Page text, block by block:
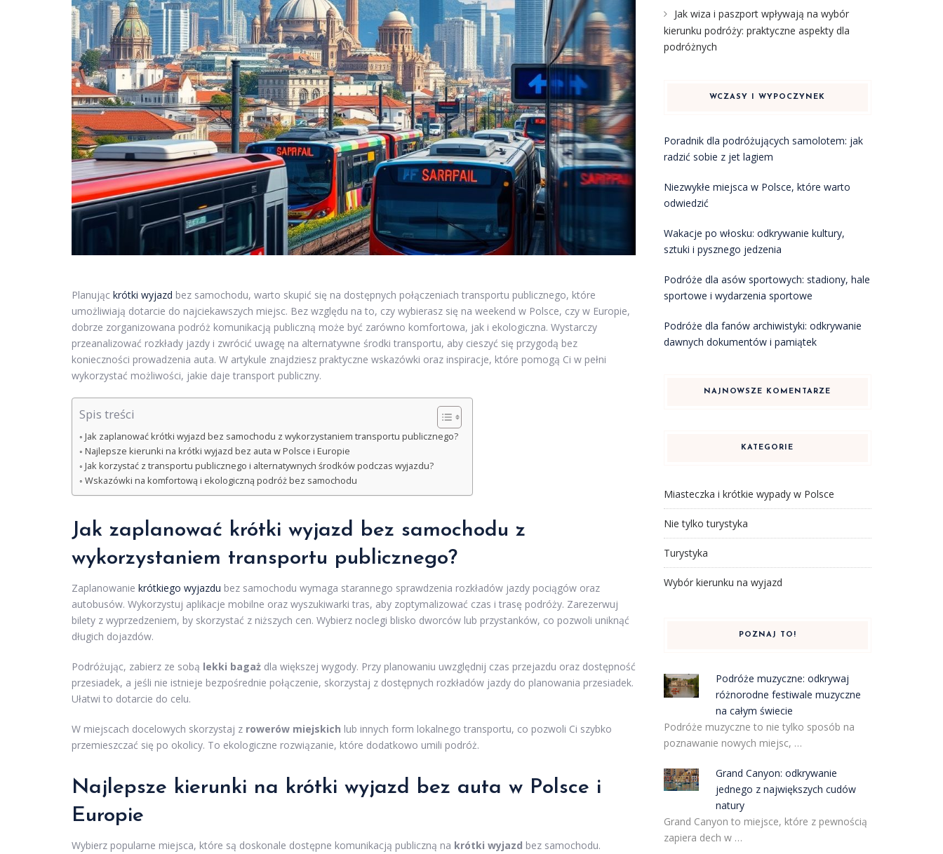
Planując krótki wyjazd bez samochodu, warto skupić się na dostępnych połączeniach transportu publicznego, które
umożliwiają dotarcie do najciekawszych miejsc. Bez względu na to, czy wybierasz się na weekend w Polsce, czy w Europie,
dobrze zorganizowana podróż komunikacją publiczną może być zarówno komfortowa, jak i ekologiczna. Wystarczy
przeanalizować rozkłady jazdy i zwrócić uwagę na alternatywne środki transportu, aby cieszyć się przygodą bez
konieczności prowadzenia auta. W artykule znajdziesz praktyczne wskazówki oraz inspiracje, które pomogą Ci w pełni
wykorzystać możliwości, jakie daje transport publiczny.
Spis treści
Jak zaplanować krótki wyjazd bez samochodu z wykorzystaniem transportu publicznego?
Najlepsze kierunki na krótki wyjazd bez auta w Polsce i Europie
Jak korzystać z transportu publicznego i alternatywnych środków podczas wyjazdu?
Wskazówki na komfortową i ekologiczną podróż bez samochodu
Jak zaplanować krótki wyjazd bez samochodu z
wykorzystaniem transportu publicznego?
Zaplanowanie krótkiego wyjazdu bez samochodu wymaga starannego sprawdzenia rozkładów jazdy pociągów oraz
autobusów. Wykorzystuj aplikacje mobilne oraz wyszukiwarki tras, aby zoptymalizować czas i trasę podróży. Zarezerwuj
bilety z wyprzedzeniem, by skorzystać z niższych cen. Wybierz noclegi blisko dworców lub przystanków, co pozwoli uniknąć
długich dojazdów.
Podróżując, zabierz ze sobą lekki bagaż dla większej wygody. Przy planowaniu uwzględnij czas przejazdu oraz dostępność
przesiadek, a jeśli nie istnieje bezpośrednie połączenie, skorzystaj z dostępnych rozkładów jazdy do planowania przesiadek.
Ułatwi to dotarcie do celu.
W miejscach docelowych skorzystaj z rowerów miejskich lub innych form lokalnego transportu, co pozwoli Ci szybko
przemieszczać się po okolicy. To ekologiczne rozwiązanie, które dodatkowo umili podróż.
Najlepsze kierunki na krótki wyjazd bez auta w Polsce i
Europie
Wybierz popularne miejsca, które są doskonale dostępne komunikacją publiczną na krótki wyjazd bez samochodu.
Jak wiza i paszport wpływają na wybór
kierunku podróży: praktyczne aspekty dla
podróżnych
WCZASY I WYPOCZYNEK
Poradnik dla podróżujących samolotem: jak
radzić sobie z jet lagiem
Niezwykłe miejsca w Polsce, które warto
odwiedzić
Wakacje po włosku: odkrywanie kultury,
sztuki i pysznego jedzenia
Podróże dla asów sportowych: stadiony, hale
sportowe i wydarzenia sportowe
Podróże dla fanów archiwistyki: odkrywanie
dawnych dokumentów i pamiątek
NAJNOWSZE KOMENTARZE
KATEGORIE
Miasteczka i krótkie wypady w Polsce
Nie tylko turystyka
Turystyka
Wybór kierunku na wyjazd
POZNAJ TO!
Podróże muzyczne: odkrywaj
różnorodne festiwale muzyczne
na całym świecie
Podróże muzyczne to nie tylko sposób na
poznawanie nowych miejsc, …
Grand Canyon: odkrywanie
jednego z największych cudów
natury
Grand Canyon to miejsce, które z pewnością
zapiera dech w …